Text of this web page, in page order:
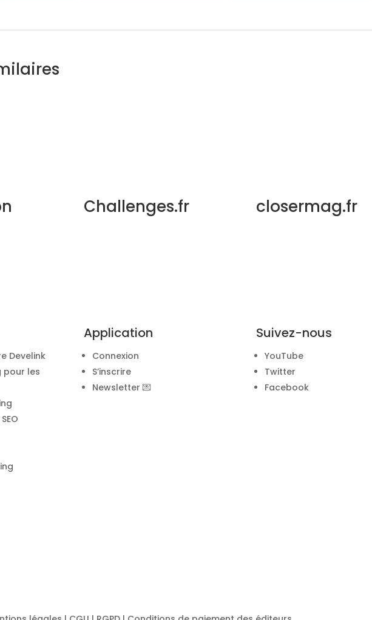
Challenges.fr closermag.fr
Develink
pour les
Application
Connexion
S’inscrire
Newsletter 💌
Suivez-nous
YouTube
Twitter
Facebook